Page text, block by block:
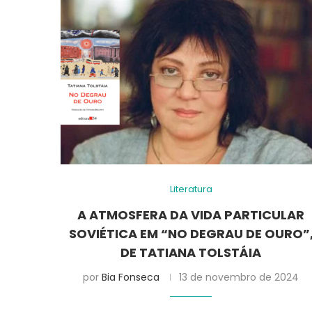
Literatura
A ATMOSFERA DA VIDA PARTICULAR
SOVIÉTICA EM “NO DEGRAU DE
DE TATIANA TOLSTÁIA
porBia Fonseca 13 de novembro de 2024